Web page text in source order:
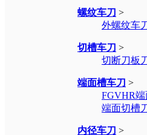
螺纹车刀 >
外螺纹车
切槽车刀 >
切断刀板
端面槽车刀 >
FGVHR
端面切槽
内径车刀 >